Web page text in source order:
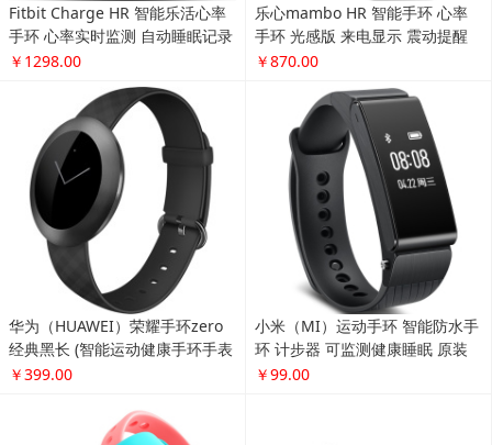
Fitbit Charge HR 智能乐活心率
手环 心率实时监测 自动睡眠记录
来电显示 运动蓝牙手表计步器 黑
￥1298.00
乐心mambo HR 智能手环 心率
手环 光感版 来电显示 震动提醒
计步 防水 专业运动手环 微信互
￥870.00
华为（HUAWEI）荣耀手环zero
经典黑长 (智能运动健康手环手表
触控屏幕8级防水 信息查看)
￥399.00
小米（MI）运动手环 智能防水手
环 计步器 可监测健康睡眠 原装
手环(光感版心率手环)
￥99.00